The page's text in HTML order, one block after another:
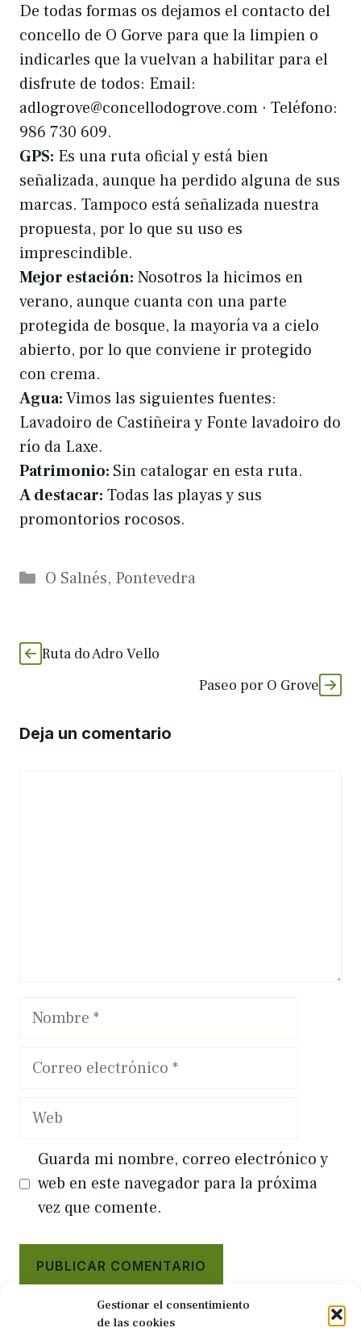
Gestionar el consentimiento
de las cookies
De todas formas os dejamos el contacto del
concello de O Gorve para que la limpien o
indicarles que la vuelvan a habilitar para el
disfrute de todos: Email:
adlogrove@concellodogrove.com · Teléfono:
986 730 609.
GPS: Es una ruta oficial y está bien
señalizada, aunque ha perdido alguna de sus
marcas. Tampoco está señalizada nuestra
propuesta, por lo que su uso es
imprescindible.
Mejor estación: Nosotros la hicimos en
verano, aunque cuanta con una parte
protegida de bosque, la mayoría va a cielo
abierto, por lo que conviene ir protegido
con crema.
Agua:Vimos las siguientes fuentes:
Lavadoiro de Castiñeira y Fonte lavadoiro do
río da Laxe.
Patrimonio: Sin catalogar en esta ruta.
A destacar: Todas las playas y sus
promontorios rocosos.
Categorías
O Salnés, Pontevedra
Ruta do Adro Vello
Paseo por O Grove
Deja un comentario
Nombre
Correo
electrónico
Web
Guarda mi nombre, correo electrónico y
web en este navegador para la próxima
vez que comente.